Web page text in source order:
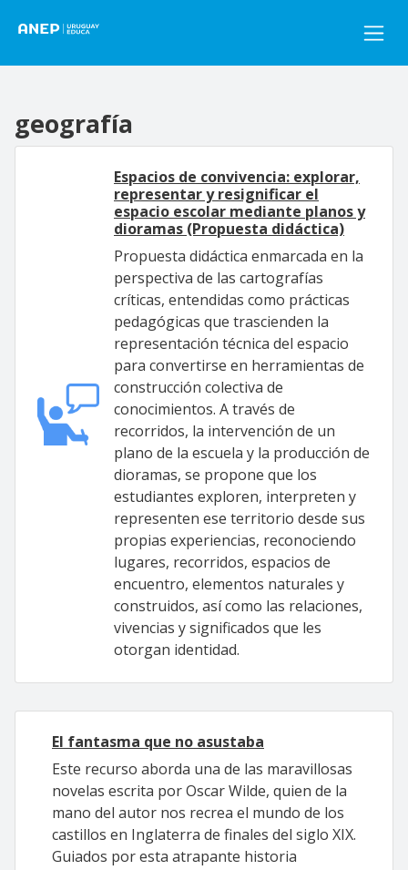
geografía
Espacios de convivencia: explorar,
representar y resignificar el
espacio escolar mediante planos y
dioramas (Propuesta didáctica)
Propuesta didáctica enmarcada en la
perspectiva de las cartografías
críticas, entendidas como prácticas
pedagógicas que trascienden la
representación técnica del espacio
para convertirse en herramientas de
construcción colectiva de
conocimientos. A través de
recorridos, la intervención de un
plano de la escuela y la producción de
dioramas, se propone que los
estudiantes exploren, interpreten y
representen ese territorio desde sus
propias experiencias, reconociendo
lugares, recorridos, espacios de
encuentro, elementos naturales y
construidos, así como las relaciones,
vivencias y significados que les
otorgan identidad.
El fantasma que no asustaba
Este recurso aborda una de las maravillosas
novelas escrita por Oscar Wilde, quien de la
mano del autor nos recrea el mundo de los
castillos en Inglaterra de finales del siglo XIX.
Guiados por esta atrapante historia